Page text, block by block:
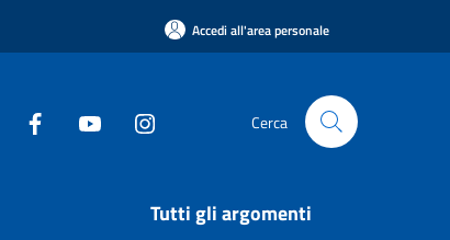
Accedi all'area personale
Cerca
Tutti gli argomenti